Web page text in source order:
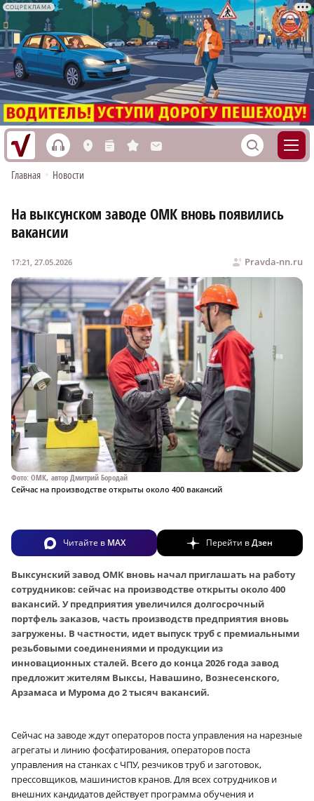
СОЦРЕКЛАМА
h L n s M S
Главная • Новости
На выксунском заводе ОМК вновь появились
вакансии
Pravda-nn.ru
17:21, 27.05.2026
Фото: ОМК, автор Дмитрий Бородай
Сейчас на производстве открыты около 400 вакансий
Читайте в MAX Перейти вДзен
Выксунский завод ОМК вновь начал приглашать на работу
сотрудников: сейчас на производстве открыты около 400
вакансий. У предприятия увеличился долгосрочный
портфель заказов, часть производств предприятия вновь
загружены. В частности, идет выпуск труб с премиальными
резьбовыми соединениями и продукции из
инновационных сталей. Всего до конца 2026 года завод
предложит жителям Выксы, Навашино, Вознесенского,
Арзамаса и Мурома до 2 тысяч вакансий.
Сейчас на заводе ждут операторов поста управления на нарезные
агрегаты и линию фосфатирования, операторов поста
управления на станках с ЧПУ, резчиков труб и заготовок,
прессовщиков, машинистов кранов. Для всех сотрудников и
внешних кандидатов действует программа обучения и